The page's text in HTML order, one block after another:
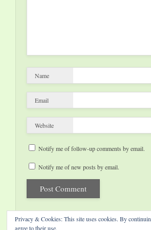
Name
Email
Website
Notify me of follow-up comments by email.
Notify me of new posts by email.
Privacy & Cookies: This site uses cookies. By
agree to their use.